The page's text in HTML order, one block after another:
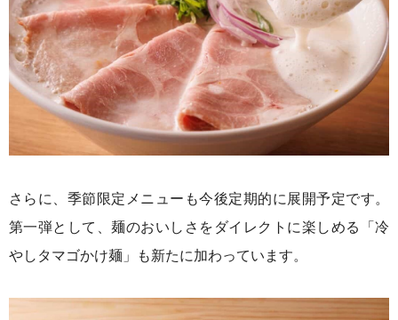
さらに、季節限定メニューも今後定期的に展開予定です。
第一弾として、麺のおいしさをダイレクトに楽しめる「冷
やしタマゴかけ麺」も新たに加わっています。